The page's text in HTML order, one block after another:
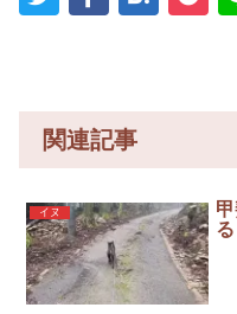
関連記事
イヌ
る